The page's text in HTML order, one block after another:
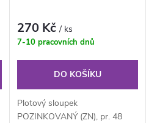
270 Kč/ ks
7-10 pracovních dnů
DO KOŠÍKU
Plotový sloupek
POZINKOVANÝ (ZN), pr. 48